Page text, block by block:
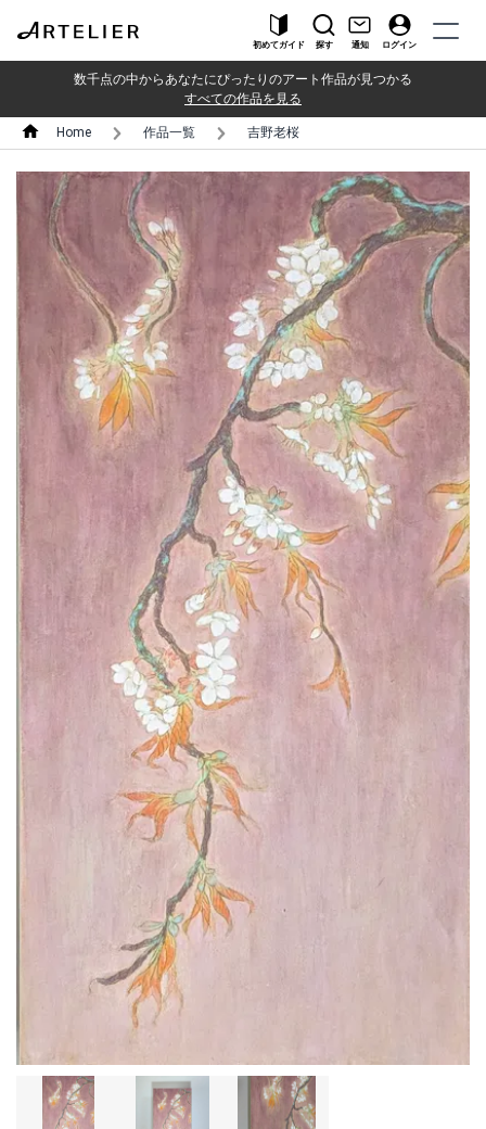
初めてガイド 探す 通知 ログイン
数千点の中からあなたにぴったりのアート作品が見つかる
すべての作品を見る
Home 作品一覧 吉野老桜